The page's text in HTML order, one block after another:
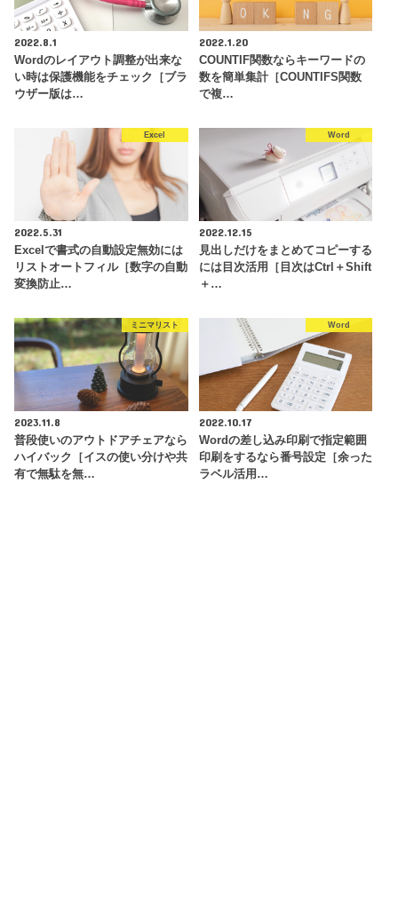
2022.8.1
Wordのレイアウト調整が出来な
い時は保護機能をチェック［ブラ
ウザー版は…
2022.1.20
COUNTIF関数ならキーワードの
数を簡単集計［COUNTIFS関数
で複…
Excel
2022.5.31
Excelで書式の自動設定無効には
リストオートフィル［数字の自動
変換防止…
Word
2022.12.15
見出しだけをまとめてコピーする
には目次活用［目次はCtrl＋Shift
＋…
ミニマリスト
2023.11.8
普段使いのアウトドアチェアなら
ハイバック［イスの使い分けや共
有で無駄を無…
Word
2022.10.17
Wordの差し込み印刷で指定範囲
印刷をするなら番号設定［余った
ラベル活用…